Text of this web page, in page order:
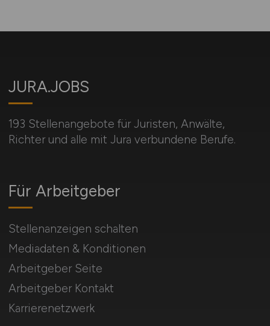
JURA.JOBS
193 Stellenangebote für Juristen, Anwälte,
Richter und alle mit Jura verbundene Berufe.
Für Arbeitgeber
Stellenanzeigen schalten
Mediadaten & Konditionen
Arbeitgeber Seite
Arbeitgeber Kontakt
Karrierenetzwerk